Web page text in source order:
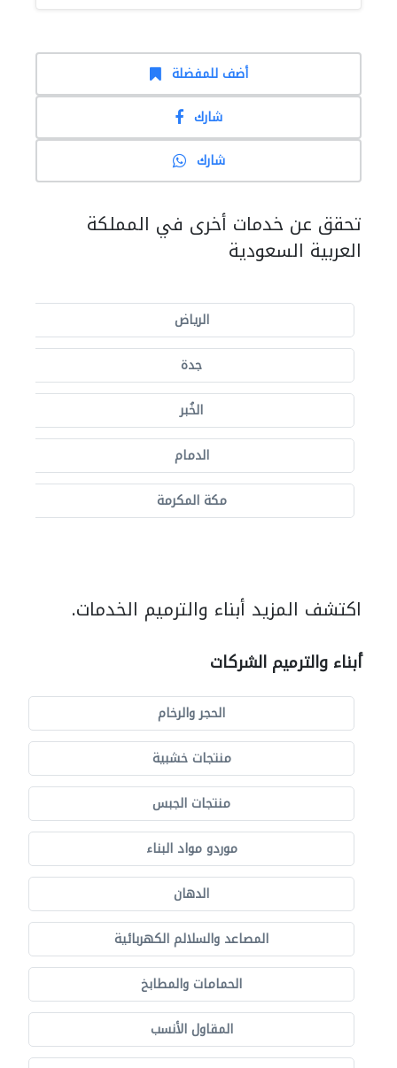
أضف للمفضلة
شارك
شارك
تحقق عن خدمات أخرى في المملكة
العربية السعودية
الرياض
جدة
الخُبر
الدمام
مكة المكرمة
اكتشف المزيد أبناء والترميم الخدمات.
أبناء والترميم الشركات
الحجر والرخام
منتجات خشبية
منتجات الجبس
موردو مواد البناء
الدهان
المصاعد والسلالم الكهربائية
الحمامات والمطابخ
المقاول الأنسب